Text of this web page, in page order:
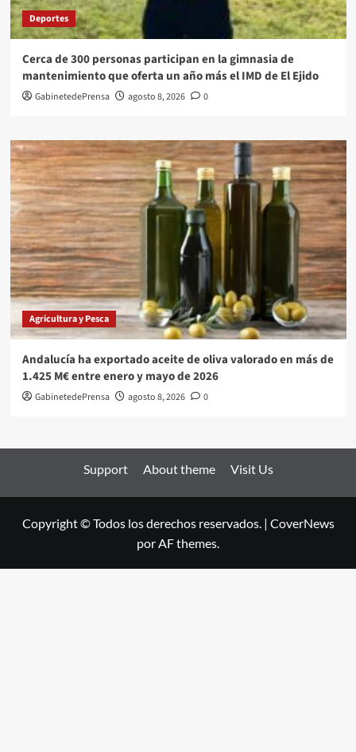
Deportes
Cerca de 300 personas participan en la gimnasia de
mantenimiento que oferta un año más el IMD de El Ejido
GabinetedePrensa agosto 8, 2026 0
Agricultura y Pesca
Andalucía ha exportado aceite de oliva valorado en más de
1.425 M€ entre enero y mayo de 2026
GabinetedePrensa agosto 8, 2026 0
Support About theme Visit Us
Copyright © Todos los derechos reservados. | CoverNews
por AF themes.